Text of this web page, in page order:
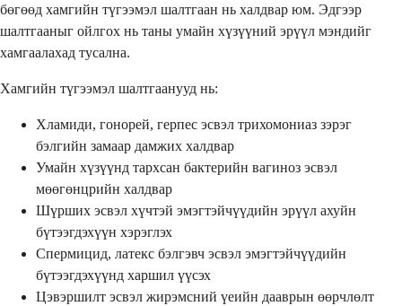
бөгөөд хамгийн түгээмэл шалтгаан нь халдвар юм. Эдгээр
шалтгааныг ойлгох нь таны умайн хүзүүний эрүүл мэндийг
хамгаалахад тусална.
Хамгийн түгээмэл шалтгаанууд нь:
Хламиди, гонорей, герпес эсвэл трихомониаз зэрэг
бэлгийн замаар дамжих халдвар
Умайн хүзүүнд тархсан бактерийн вагиноз эсвэл
мөөгөнцрийн халдвар
Шүрших эсвэл хүчтэй эмэгтэйчүүдийн эрүүл ахуйн
бүтээгдэхүүн хэрэглэх
Спермицид, латекс бэлгэвч эсвэл эмэгтэйчүүдийн
бүтээгдэхүүнд харшил үүсэх
Цэвэршилт эсвэл жирэмсний үеийн дааврын өөрчлөлт